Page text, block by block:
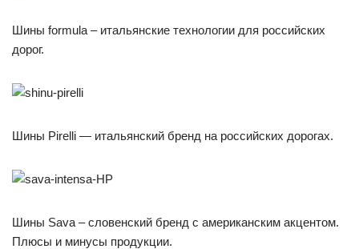
Шины formula – итальянские технологии для российских
дорог.
Шины Pirelli — итальянский бренд на российских дорогах.
Шины Sava – словенский бренд с американским акцентом.
Плюсы и минусы продукции.